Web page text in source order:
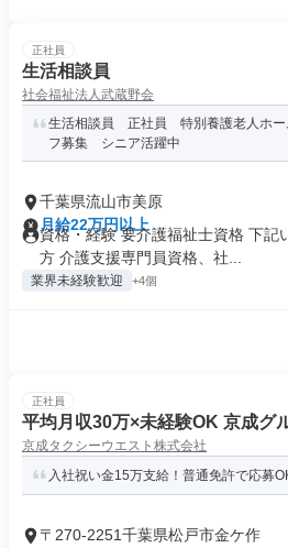
正社員
生活相談員
社会福祉法人武蔵野会
生活相談員 正社員 特別養護老人ホ
フ募集 シニア活躍中
千葉県流山市美原
月給22万円以上
資格・経験 要介護福祉士資格 下記
方 介護支援専門員資格、社...
業界未経験歓迎 +4個
正社員
平均月収30万×未経験OK 京成グ
京成タクシーウエスト株式会社
入社祝い金15万支給！普通免許で応募
〒270-2251千葉県松戸市金ケ作